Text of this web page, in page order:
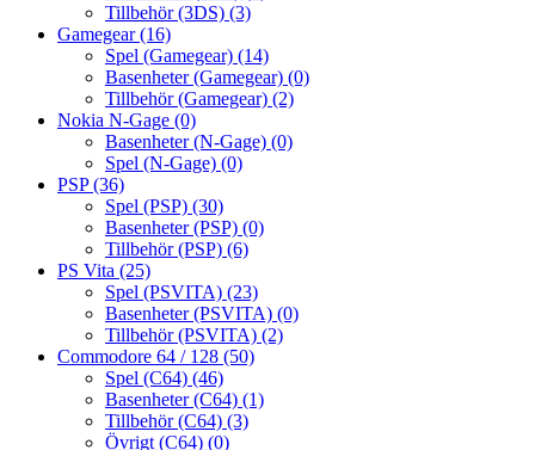
Tillbehör (3DS) (3)
Gamegear(16)
Spel (Gamegear) (14)
Basenheter (Gamegear) (0)
Tillbehör (Gamegear) (2)
Nokia N-Gage (0)
Basenheter (N-Gage) (0)
Spel (N-Gage) (0)
PSP(36)
Spel (PSP) (30)
Basenheter (PSP) (0)
Tillbehör (PSP) (6)
PS Vita (25)
Spel (PSVITA) (23)
Basenheter (PSVITA) (0)
Tillbehör (PSVITA) (2)
Commodore 64 / 128 (50)
Spel (C64) (46)
Basenheter (C64) (1)
Tillbehör (C64) (3)
Övrigt (C64) (0)